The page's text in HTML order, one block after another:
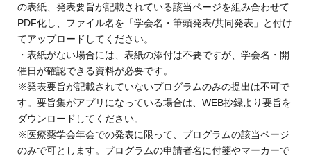
の表紙、発表要旨が記載されている該当ページを組み合わせて
PDF化し、ファイル名を「学会名・筆頭発表/共同発表」と付け
てアップロードしてください。
・表紙がない場合には、表紙の添付は不要ですが、学会名・開
催日が確認できる資料が必要です。
※発表要旨が記載されていないプログラムのみの提出は不可で
す。要旨集がアプリになっている場合は、WEB抄録より要旨を
ダウンロードしてください。
※医療薬学会年会での発表に限って、プログラムの該当ページ
のみで可とします。プログラムの申請者名に付箋やマーカーで